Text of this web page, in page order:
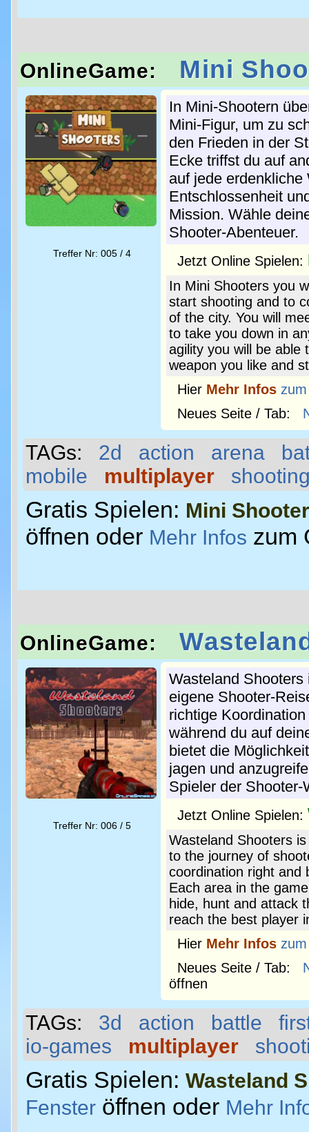
OnlineGame: Mini
Treffer Nr: 005 / 4
In Mini-Shootern
Mini-Figur, um zu
den Frieden in der
Ecke triffst du auf
auf jede
Entschlossenheit
Mission. Wähle
Shooter-Abenteuer.
Jetzt Online Spielen:
In Mini Shooters you
start shooting and to
of the city. You will
to take you down in
agility you will be able
weapon you like and
Hier Mehr Infos
Neues Seite / Tab:
TAGs: 2d action arena
mobile
multiplayer
Gratis Spielen: Mini
öffnen oder Mehr Infos zum
OnlineGame:
Treffer Nr: 006 / 5
Wasteland
eigene Shooter-
richtige
während du auf
bietet die
jagen und
Spieler der Shooter-
Jetzt Online Spielen:
Wasteland Shooters
to the journey of
coordination right and
Each area in the
hide, hunt and attack
reach the best player
Hier Mehr Infos
Neues Seite / Tab:
öffnen
TAGs: 3d action battle
io-games
multiplayer
Gratis Spielen: Wasteland
Fenster öffnen oder Mehr